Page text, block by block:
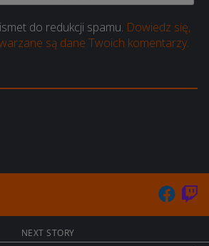
do redukcji spamu. Dowiedz się,
są dane Twoich komentarzy.
NEXT STORY